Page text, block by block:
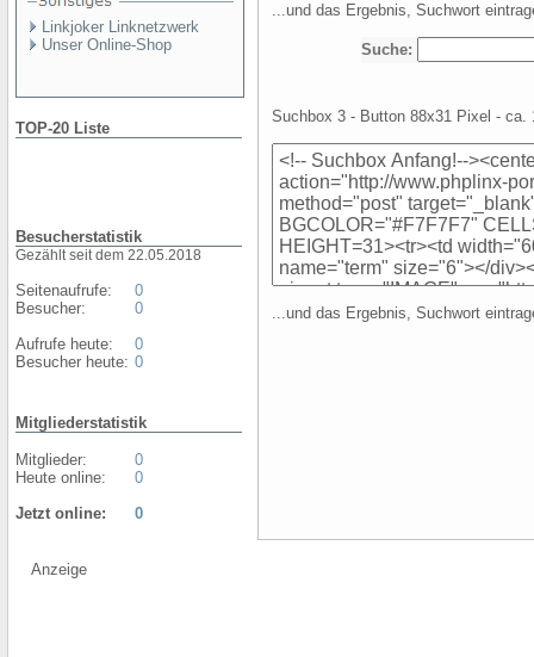
Linkjoker Linknetzwerk
Unser Online-Shop
TOP-20 Liste
Besucherstatistik
Gezählt seit dem 22.05.2018
Seitenaufrufe:
Besucher:
Aufrufe heute:
Besucher heute:
0
0
0
0
Mitgliederstatistik
Mitglieder:
Heute online:
0
0
Jetzt online:
0
...und das Ergebnis, Suchwort
Suchbox 3 - Button 88x31 Pixel -
...und das Ergebnis, Suchwort
Anzeige